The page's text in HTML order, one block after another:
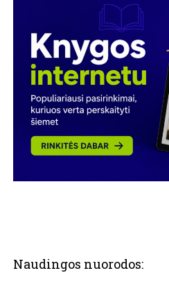
Naudingos nuorodos: